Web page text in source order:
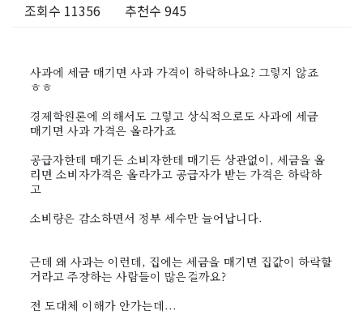
조회수 11356
추천수 945
사과에 세금 매기면 사과 가격이 하락하나요? 그렇지 않죠
ㅎㅎ
경제학원론에 의해서도 그렇고 상식적으로도 사과에 세금
매기면 사과 가격은 올라가죠
공급자한테 매기든 소비자한테 매기든 상관없이, 세금을 올
리면 소비자가격은 올라가고 공급자가 받는 가격은 하락하
고
소비량은 감소하면서 정부 세수만 늘어납니다.
근데 왜 사과는 이런데, 집에는 세금을 매기면 집값이 하락할
거라고 주장하는 사람들이 많은걸까요?
전 도대체 이해가 안가는데...